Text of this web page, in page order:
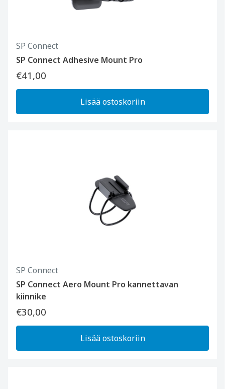
SP Connect
SP Connect Adhesive Mount Pro
€41,00
Lisää ostoskoriin
SP Connect
SP Connect Aero Mount Pro kannettavan
kiinnike
€30,00
Lisää ostoskoriin